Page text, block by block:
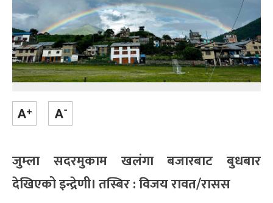
जुम्ला सदरमुकाम खलंगा बजारबाट बुधबार
देखिएको इन्द्रेणी। तस्बिर : विजय रावत/रासस